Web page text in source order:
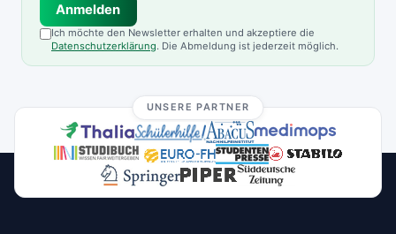
Anmelden
Ich möchte den Newsletter erhalten und akzeptiere die
Datenschutzerklärung. Die Abmeldung ist jederzeit möglich.
UNSERE PARTNER